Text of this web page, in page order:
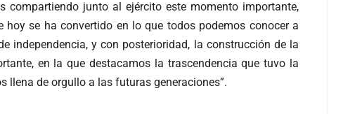
junto al ejército este momento importante,
hoy se ha convertido en lo que todos podemos conocer a
independencia, y con posterioridad, la construcción de la
en la que destacamos la trascendencia que tuvo la
llena de orgullo a las futuras generaciones”.